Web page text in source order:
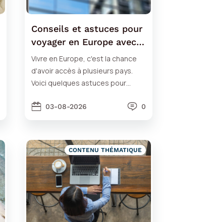
Conseils et astuces pour
voyager en Europe avec
un petit budget
Vivre en Europe, c'est la chance
d'avoir accès à plusieurs pays.
Voici quelques astuces pour
budget !03-08-2026 0
CONTENU THÉMATIQUE